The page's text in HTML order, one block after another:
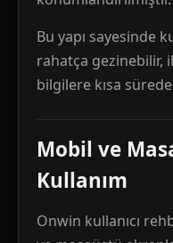
Bu yapı sayesinde
rahatça gezinebilir,
bilgilere kısa
Mobil ve
Kullanım
Onwin kullanıcı